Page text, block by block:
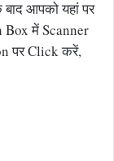
आपको यहां पर
Box में Scanner
पर Click करें,